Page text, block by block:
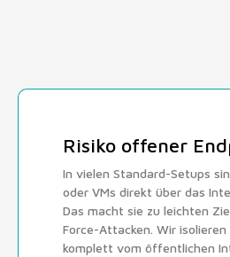
Risiko offener
In vielen Standard-Setups
oder VMs direkt über das
Das macht sie zu leichten
Force-Attacken. Wir isolieren
komplett vom öffentlichen